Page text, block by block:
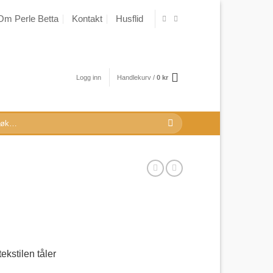
Perle Betta Kontakt Husflid
Logg inn Handlekurv / 0 kr
tåler